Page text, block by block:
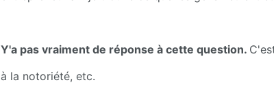
Y'a pas vraiment de réponse à cette question.
à la notoriété, etc.